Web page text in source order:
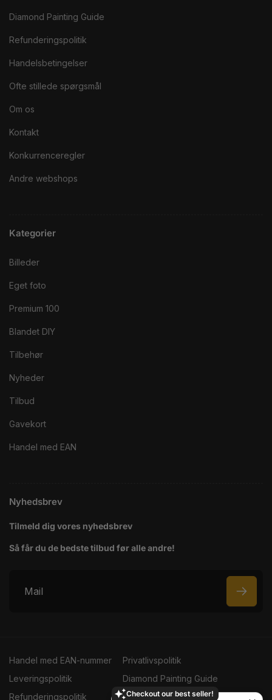
Checkout our best seller!
Diamond Painting Guide
Refunderingspolitik
Handelsbetingelser
Ofte stillede spørgsmål
Om os
Kontakt
Konkurrenceregler
Andre webshops
Kategorier
Billeder
Eget foto
Premium 100
Blandet DIY
Tilbehør
Nyheder
Tilbud
Gavekort
Handel med EAN
Nyhedsbrev
Tilmeld dig vores nyhedsbrev
Så får du de bedste tilbud før alle andre!
l
Handel med EAN-nummer
Privatlivspolitik
Leveringspolitik
Diamond Painting Guide
Refunderingspolitik
Handelsbetingelser